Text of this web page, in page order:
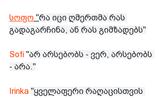
სოფო "რა იცი ღმერთმა რას
გადაგარჩინა, ან რას გიმზადებს"
Sofi "არ არსებობს - ვერ, არსებობს
- არა."
Irinka "ყველაფერი რაღაცისთვის